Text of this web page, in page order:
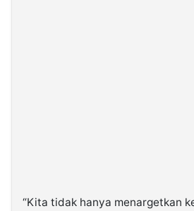
“Kita tidak hanya menargetkan